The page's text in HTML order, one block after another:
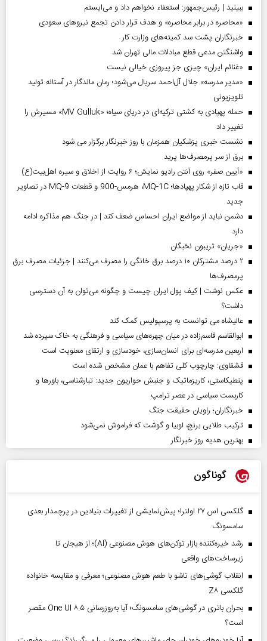
ببینید | رئیس‌جمهور: استعفاء نخواهم داد و می‌ایستم
«محاصره در برابر محاصره» و هدف قرار دادن تجمع نیروهای سعودی
خبرنگاران پشت سد کمیته‌های وزارت کار
واشنگتن مدعی قطع مبادلات مالی تهران شد
«غنائم ایران» چیزی جز پیروزی خیالی نیست
«مدیر مدرسه» جلال آل‌احمد سریال می‌شود؛ رمان ماندگار در آستانه تولید
تلویزیونی
حمله پهپادی به کشتی ترکیه‌ای در دریای سیاه؛ «MV Gulluk» مسیرش را
تغییر داد
نشست خبری پزشکیان همزمان با روز خبرنگار برگزار می شود
برق از سر پرمصرف‌ها پرید
«آیین صفر» روی آنتن رادیو نمایش؛ ۶ روایت از اخلاق و سیره اهل‌بیت(ع)
قاب تازه از شکار پهپادها؛ MQ-1C، هرمس-900 و قطعات MQ-9 در تصاویر
جدید
دشمن نباید از مواضع ایران احساس ضعف کند | در جنگ هم مذاکره ادامه
دارد
«جریان» تریبون نخبگان
۲ درصد مشترکان ۱۰ درصد برق خانگی را مصرف می‌کنند | جزئیات مصرف برق
پرمصرف‌ها
عکس نوشت | کیف پول ایران چیست و چگونه می‌توان به آن دسترسی
داشت؟
عالیشاه می توانست به پرسپولیس کمک کند
ابوالقاسم قاسم‌زاده در میان چهره‌های سیاسی و فرهنگی به خاک سپرده شد
اربعین مدرسه‌ای برای انسان‌سازی، خودسازی و ارتقای معنویت است
قشقاوی: چارچوب کلی تفاهم با عمان مشخص شده است
پنطیکاستی، کاریزماتیک و جنبش حواریون جدید: تبارشناسی، باور‌ها و
کاربست سیاسی در عصر ترامپ
خبرنگاران؛ راویان حقیقت جنگ
ترکیب طلایی برنج، لوبیا و گوشت که فراموش نمی‌شود
بهترین هدیه روز خبرنگار
گوناگون
گلکسی اس ۲۷ اولترا؛ پیش‌نمایشی از تغییرات بنیادین در پرچمدار بعدی
سامسونگ
رشد خیره‌کننده بازار توکن‌های هوش مصنوعی (AI)؛ از هیجان تا
زیرساخت‌های واقعی
انقلاب گوشی‌های تاشو‌ با طعم هوش مصنوعی؛ معرفی و مقایسه خانواده
گلکسی Z۸
بحران باتری در گوشی‌های سامسونگ؛ آیا به‌روزرسانی One UI ۸.۵ مقصر
است؟